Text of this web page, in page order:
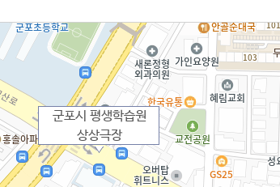
군포시 평생학습원
상상극장